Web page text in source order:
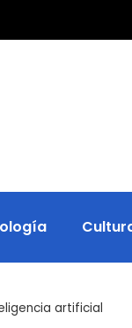
artificial